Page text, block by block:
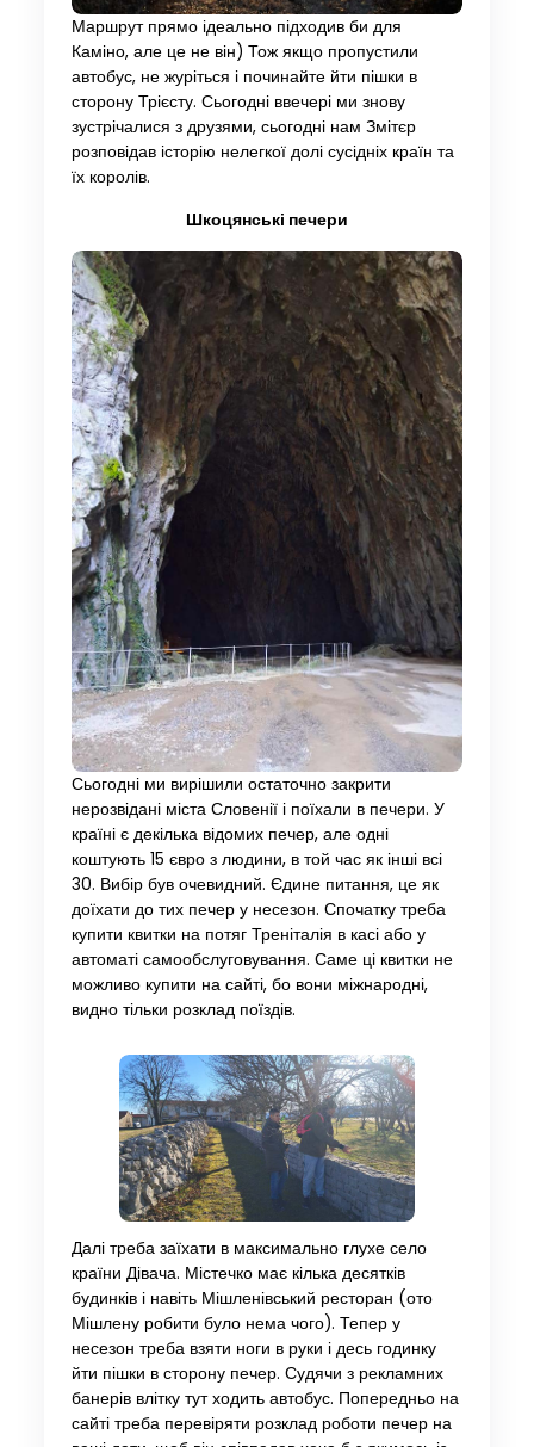
Маршрут прямо ідеально підходив би для
Каміно, але це не він) Тож якщо пропустили
автобус, не журіться і починайте йти пішки в
сторону Трієсту. Сьогодні ввечері ми знову
зустрічалися з друзями, сьогодні нам Змітєр
розповідав історію нелегкої долі сусідніх країн та
їх королів.
Шкоцянські печери
Сьогодні ми вирішили остаточно закрити
нерозвідані міста Словенії і поїхали в печери. У
країні є декілька відомих печер, але одні
коштують 15 євро з людини, в той час як інші всі
30. Вибір був очевидний. Єдине питання, це як
доїхати до тих печер у несезон. Спочатку треба
купити квитки на потяг Треніталія в касі або у
автоматі самообслуговування. Саме ці квитки не
можливо купити на сайті, бо вони міжнародні,
видно тільки розклад поїздів.
Далі треба заїхати в максимально глухе село
країни Дівача. Містечко має кілька десятків
будинків і навіть Мішленівський ресторан (ото
Мішлену робити було нема чого). Тепер у
несезон треба взяти ноги в руки і десь годинку
йти пішки в сторону печер. Судячи з рекламних
банерів влітку тут ходить автобус. Попередньо на
сайті треба перевіряти розклад роботи печер на